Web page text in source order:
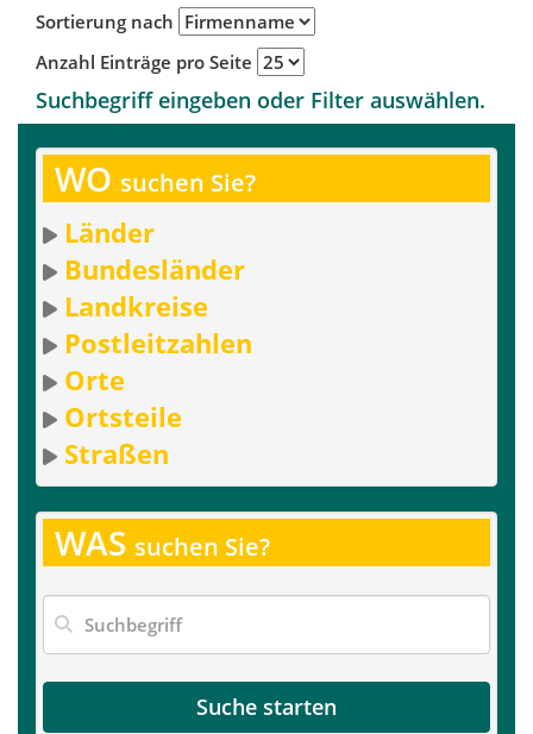
Sortierung nach
Anzahl Einträge pro Seite
Suchbegriff eingeben oder Filter auswählen.
WO suchen Sie?
Länder
Bundesländer
Landkreise
Postleitzahlen
Orte
Ortsteile
Straßen
WAS suchen Sie?
Suche starten